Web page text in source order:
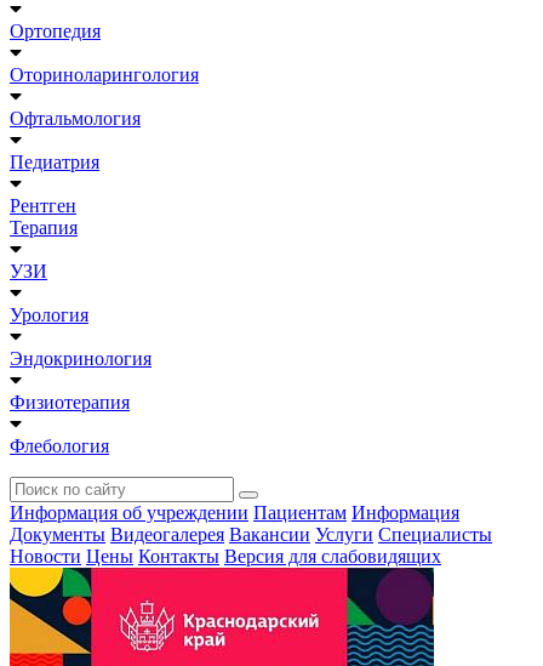
Ортопедия
Оториноларингология
Офтальмология
Педиатрия
Рентген
Терапия
УЗИ
Урология
Эндокринология
Физиотерапия
Флебология
Информация об учреждении Пациентам Информация
Документы Видеогалерея Вакансии Услуги Специалисты
Новости Цены Контакты Версия для слабовидящих